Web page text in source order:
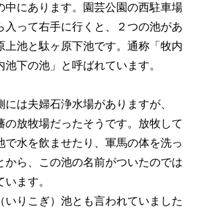
にあります。園芸公園の西駐車場
入って右手に行くと、２つの池があ
上池と駄ヶ原下池です。通称「牧内
下の池」と呼ばれています。
は夫婦石浄水場がありますが、
の放牧場だったそうです。放牧して
で水を飲ませたり、軍馬の体を洗っ
から、この池の名前がついたのでは
ます。
りこぎ）池とも言われていました